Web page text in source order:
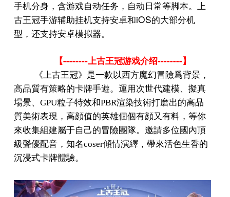
手机分身，含游戏自动任务，自动日常等脚本。上
古王冠手游辅助挂机支持安卓和iOS的大部分机
型，还支持安卓模拟器。
【--------上古王冠游戏介绍--------】
《上古王冠》是一款以西方魔幻冒險爲背景，
高品質有策略的卡牌手遊。運用次世代建模、擬真
場景、GPU粒子特效和PBR渲染技術打磨出的高品
質美術表現，高顔值的英雄個個有顔又有料，等你
來收集組建屬于自己的冒險團隊。邀請多位國內頂
級聲優配音，知名coser傾情演繹，帶來活色生香的
沉浸式卡牌體驗。